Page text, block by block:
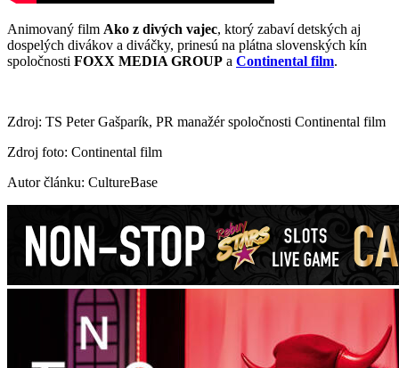
Animovaný film Ako z divých vajec, ktorý zabaví detských aj
dospelých divákov a diváčky, prinesú na plátna slovenských kín
spoločnosti FOXX MEDIA GROUP a Continental film.
Zdroj: TS Peter Gašparík, PR manažér spoločnosti Continental film
Zdroj foto: Continental film
Autor článku: CultureBase